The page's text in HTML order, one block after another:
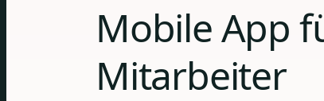
Mobile App
Mitarbeiter